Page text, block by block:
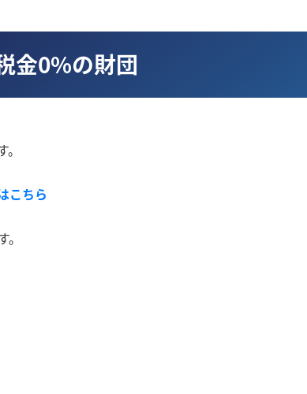
金0%の財団
。
こちら